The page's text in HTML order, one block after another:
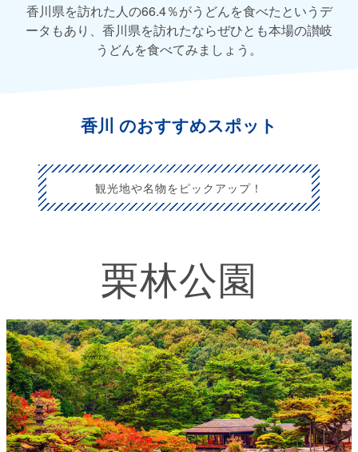
香川県を訪れた人の66.4％がうどんを食べたというデ
ータもあり、香川県を訪れたならぜひとも本場の讃岐
うどんを食べてみましょう。
香川 のおすすめスポット
観光地や名物をピックアップ！
栗林公園